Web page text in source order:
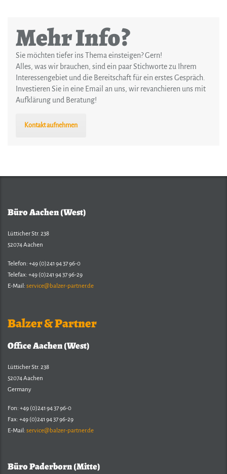
Mehr Info?
Sie möchten tiefer ins Thema einsteigen? Gern!
Alles, was wir brauchen, sind ein paar Stichworte zu Ihrem
Interessengebiet und die Bereitschaft für ein erstes Gespräch.
Investieren Sie in eine Email an uns, wir revanchieren uns mit
Aufklärung und Beratung!
Kontakt aufnehmen
Büro Aachen (West)
Lütticher Str. 238
52074 Aachen
Telefon: +49 (0)241 94 37 96-0
Telefax: +49 (0)241 94 37 96-29
E-Mail: service@balzer-partner.de
Balzer & Partner
Office Aachen (West)
Lütticher Str. 238
52074 Aachen
Germany
Fon: +49 (0)241 94 37 96-0
Fax: +49 (0)241 94 37 96-29
E-Mail: service@balzer-partner.de
Büro Paderborn (Mitte)